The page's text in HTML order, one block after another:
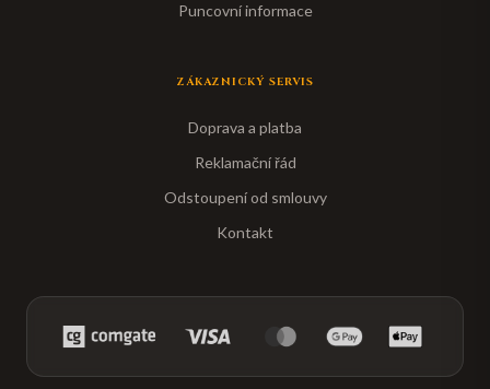
Puncovní informace
ZÁKAZNICKÝ SERVIS
Doprava a platba
Reklamační řád
Odstoupení od smlouvy
Kontakt